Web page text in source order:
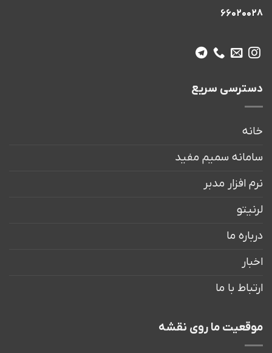
66020028
دسترسی سریع
خانه
سامانه سمیم مفید
نرم افزار مدبر
لرنیتو
درباره ما
اخبار
ارتباط با ما
موقعیت ما روی نقشه